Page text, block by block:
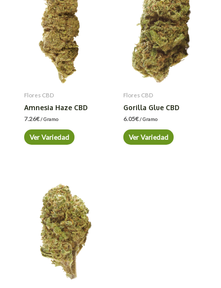
Flores CBD
Amnesia Haze CBD
7.26€/ Gramo
Ver Variedad
Flores CBD
Gorilla Glue CBD
6.05€/ Gramo
Ver Variedad